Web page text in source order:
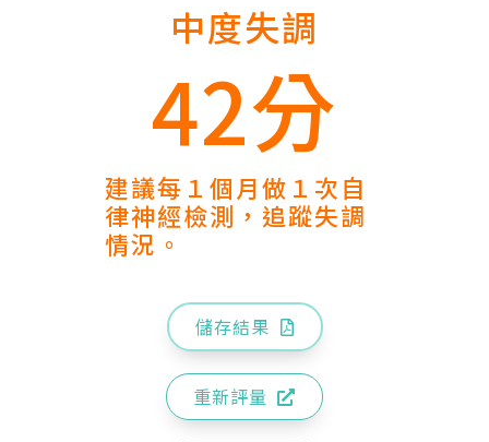
中度失調
42分
建議每１個月做１次自
律神經檢測，追蹤失調
情況。
儲存結果
重新評量